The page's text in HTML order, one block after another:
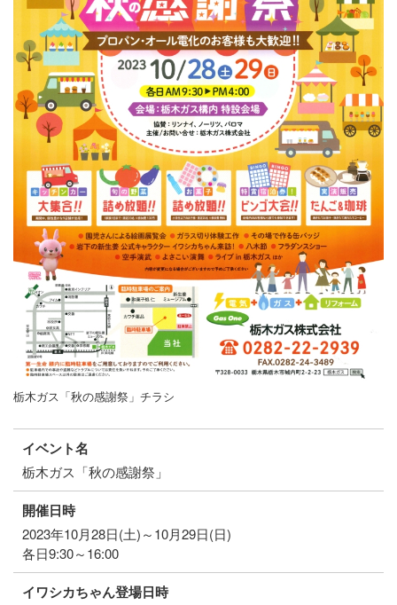
栃木ガス「秋の感謝祭」チラシ
イベント名
栃木ガス「秋の感謝祭」
開催日時
2023年10月28日(土)～10月29日(日)
各日9:30～16:00
イワシカちゃん登場日時